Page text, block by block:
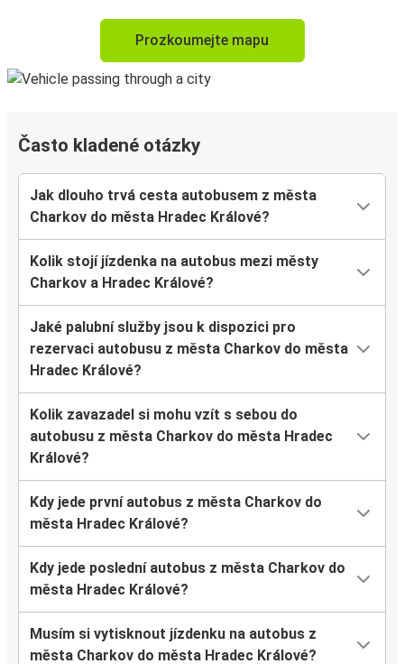
Prozkoumejte mapu
Často kladené otázky
Jak dlouho trvá cesta autobusem z města
Charkov do města Hradec Králové?
Kolik stojí jízdenka na autobus mezi městy
Charkov a Hradec Králové?
Jaké palubní služby jsou k dispozici pro
rezervaci autobusu z města Charkov do města
Hradec Králové?
Kolik zavazadel si mohu vzít s sebou do
autobusu z města Charkov do města Hradec
Králové?
Kdy jede první autobus z města Charkov do
města Hradec Králové?
Kdy jede poslední autobus z města Charkov do
města Hradec Králové?
Musím si vytisknout jízdenku na autobus z
města Charkov do města Hradec Králové?